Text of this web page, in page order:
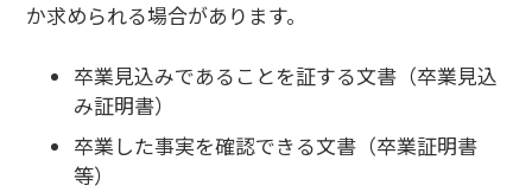
か求められる場合があります。
卒業見込みであることを証する文書（卒業見込
み証明書）
卒業した事実を確認できる文書（卒業証明書
等）